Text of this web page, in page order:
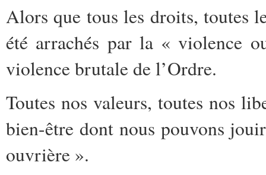
Alors que tous les droits, toutes
été arrachés par la « violence
violence brutale de l’Ordre.
Toutes nos valeurs, toutes nos
bien-être dont nous pouvons
ouvrière ».